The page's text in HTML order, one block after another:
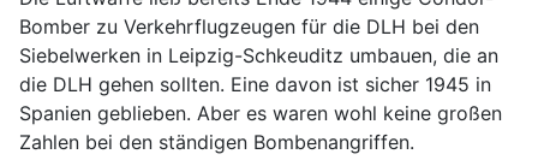
Bomber zu Verkehrflugzeugen für die DLH bei den
Siebelwerken in Leipzig-Schkeuditz umbauen, die an
die DLH gehen sollten. Eine davon ist sicher 1945 in
Spanien geblieben. Aber es waren wohl keine großen
Zahlen bei den ständigen Bombenangriffen.